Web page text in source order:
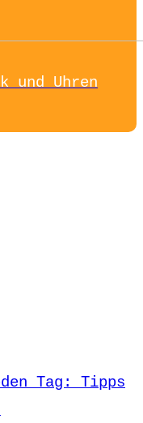
und Uhren
Tag: Tipps